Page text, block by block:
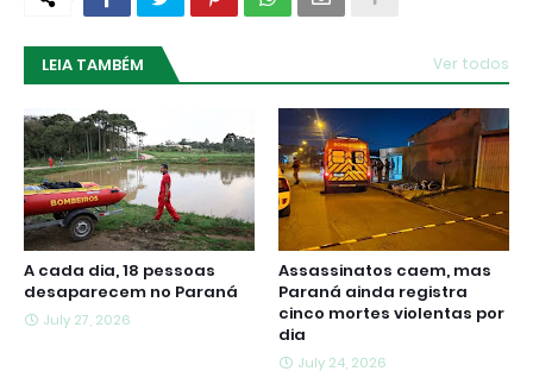
LEIA TAMBÉM Ver todos
A cada dia, 18 pessoas
desaparecem no Paraná
July 27, 2026
Assassinatos caem, mas
Paraná ainda registra
cinco mortes violentas por
dia
July 24, 2026